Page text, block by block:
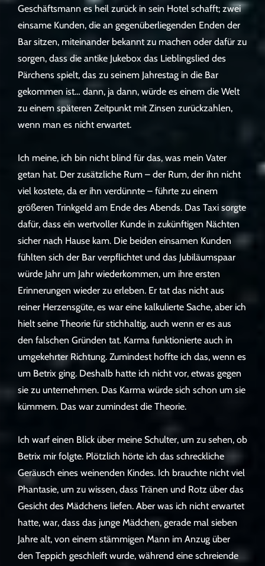
Geschäftsmann es heil zurück in sein Hotel schafft; zwei
einsame Kunden, die an gegenüberliegenden Enden der
Bar sitzen, miteinander bekannt zu machen oder dafür zu
sorgen, dass die antike Jukebox das Lieblingslied des
Pärchens spielt, das zu seinem Jahrestag in die Bar
gekommen ist… dann, ja dann, würde es einem die Welt
zu einem späteren Zeitpunkt mit Zinsen zurückzahlen,
wenn man es nicht erwartet.
Ich meine, ich bin nicht blind für das, was mein Vater
getan hat. Der zusätzliche Rum – der Rum, der ihn nicht
viel kostete, da er ihn verdünnte – führte zu einem
größeren Trinkgeld am Ende des Abends. Das Taxi sorgte
dafür, dass ein wertvoller Kunde in zukünftigen Nächten
sicher nach Hause kam. Die beiden einsamen Kunden
fühlten sich der Bar verpflichtet und das Jubiläumspaar
würde Jahr um Jahr wiederkommen, um ihre ersten
Erinnerungen wieder zu erleben. Er tat das nicht aus
reiner Herzensgüte, es war eine kalkulierte Sache, aber ich
hielt seine Theorie für stichhaltig, auch wenn er es aus
den falschen Gründen tat. Karma funktionierte auch in
umgekehrter Richtung. Zumindest hoffte ich das, wenn es
um Betrix ging. Deshalb hatte ich nicht vor, etwas gegen
sie zu unternehmen. Das Karma würde sich schon um sie
kümmern. Das war zumindest die Theorie.
Ich warf einen Blick über meine Schulter, um zu sehen, ob
Betrix mir folgte. Plötzlich hörte ich das schreckliche
Geräusch eines weinenden Kindes. Ich brauchte nicht viel
Phantasie, um zu wissen, dass Tränen und Rotz über das
Gesicht des Mädchens liefen. Aber was ich nicht erwartet
hatte, war, dass das junge Mädchen, gerade mal sieben
Jahre alt, von einem stämmigen Mann im Anzug über
den Teppich geschleift wurde, während eine schreiende